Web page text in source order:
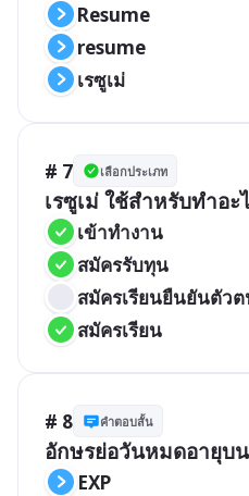
Resume
resume
เรซูเม่
# 7 เลือกประเภท
เรซูเม่ ใช้สำหรับทำอะ
เข้าทำงาน
สมัครรับทุน
สมัครเรียนยืนยันตัว
สมัครเรียน
# 8 คำตอบสั้น
อักษรย่อวันหมดอายุบ
EXP